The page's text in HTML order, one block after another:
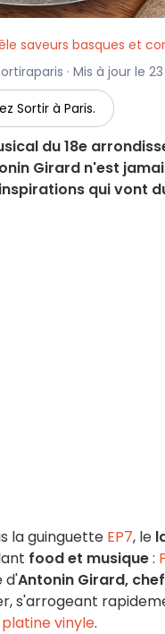
saveurs basques et
· Mis à jour le
Sortir à Paris.
du 18e
Girard n'est
qui vont
la guinguette EP7, le
food et musique:
d'Antonin Girard, chef
s'arrogeant
platine vinyle.